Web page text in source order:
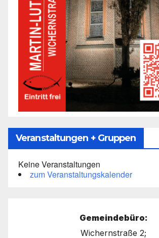
Veranstaltungen + Gruppen
Keine Veranstaltungen
zum Veranstaltungskalender
Gemeindebüro:
Wichernstraße 2;